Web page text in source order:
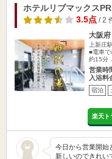
ホテルリブマックス
3.5点/ 2
大阪
上新庄
■電車
約15分
営業時
入浴料
宿泊
楽天ト
今日から営業開始
新しいのできれい